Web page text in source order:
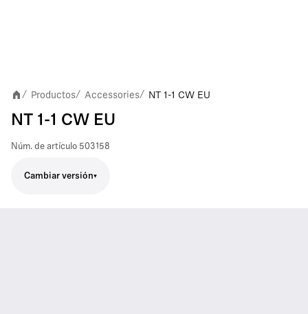
/ Productos/ Accessories/ NT 1-1 CW EU
NT 1-1 CW EU
Núm. de artículo 503158
Cambiar versión